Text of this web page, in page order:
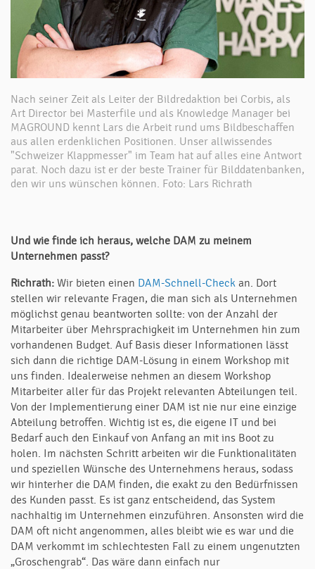
Nach seiner Zeit als Leiter der Bildredaktion bei Corbis, als
Art Director bei Masterfile und als Knowledge Manager bei
MAGROUND kennt Lars die Arbeit rund ums Bildbeschaffen
aus allen erdenklichen Positionen. Unser allwissendes
"Schweizer Klappmesser" im Team hat auf alles eine Antwort
parat. Noch dazu ist er der beste Trainer für Bilddatenbanken,
den wir uns wünschen können. Foto: Lars Richrath
Und wie finde ich heraus, welche DAM zu meinem
Unternehmen passt?
Richrath: Wir bieten einen DAM-Schnell-Check an. Dort
stellen wir relevante Fragen, die man sich als Unternehmen
möglichst genau beantworten sollte: von der Anzahl der
Mitarbeiter über Mehrsprachigkeit im Unternehmen hin zum
vorhandenen Budget. Auf Basis dieser Informationen lässt
sich dann die richtige DAM-Lösung in einem Workshop mit
uns finden. Idealerweise nehmen an diesem Workshop
Mitarbeiter aller für das Projekt relevanten Abteilungen teil.
Von der Implementierung einer DAM ist nie nur eine einzige
Abteilung betroffen. Wichtig ist es, die eigene IT und bei
Bedarf auch den Einkauf von Anfang an mit ins Boot zu
holen. Im nächsten Schritt arbeiten wir die Funktionalitäten
und speziellen Wünsche des Unternehmens heraus, sodass
wir hinterher die DAM finden, die exakt zu den Bedürfnissen
des Kunden passt. Es ist ganz entscheidend, das System
nachhaltig im Unternehmen einzuführen. Ansonsten wird die
DAM oft nicht angenommen, alles bleibt wie es war und die
DAM verkommt im schlechtesten Fall zu einem ungenutzten
„Groschengrab“. Das wäre dann einfach nur